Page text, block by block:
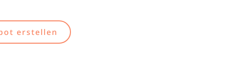
erstellen